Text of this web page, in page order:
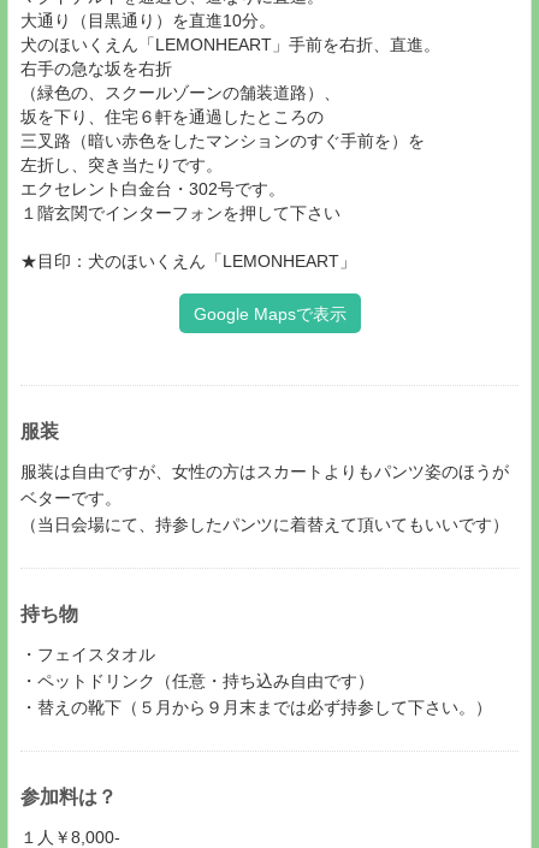
大通り（目黒通り）を直進10分。
犬のほいくえん「LEMONHEART」手前を右折、直進。
右手の急な坂を右折
（緑色の、スクールゾーンの舗装道路）、
坂を下り、住宅６軒を通過したところの
三叉路（暗い赤色をしたマンションのすぐ手前を）を
左折し、突き当たりです。
エクセレント白金台・302号です。
１階玄関でインターフォンを押して下さい
★目印：犬のほいくえん「LEMONHEART」
Google Mapsで表示
服装
服装は自由ですが、女性の方はスカートよりもパンツ姿のほうが
ベターです。
（当日会場にて、持参したパンツに着替えて頂いてもいいです）
持ち物
・フェイスタオル
・ペットドリンク（任意・持ち込み自由です）
・替えの靴下（５月から９月末までは必ず持参して下さい。）
参加料は？
１人￥8,000-